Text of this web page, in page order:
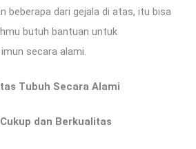
beberapa dari gejala di atas, itu bisa
butuh bantuan untuk
secara alami.
Tubuh Secara Alami
dan Berkualitas